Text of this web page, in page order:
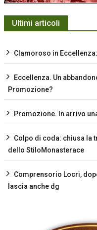
Ultimi articoli
Clamoroso in
Eccellenza. Un
Promozione?
Promozione. In arrivo
Colpo di coda: chiusa la
dello StiloMonasterace
Comprensorio Locri,
lascia anche dg